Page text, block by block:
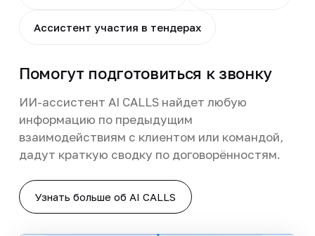
Ассистент участия в тендерах
Помогут подготовиться к звонку
ИИ-ассистент AI CALLS найдет любую
информацию по предыдущим
взаимодействиям с клиентом или командой,
дадут краткую сводку по договорённостям.
Узнать больше об AI CALLS